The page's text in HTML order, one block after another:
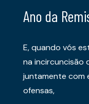
Ano da
E, quando vós
na incircuncisão
juntamente com
ofensas,